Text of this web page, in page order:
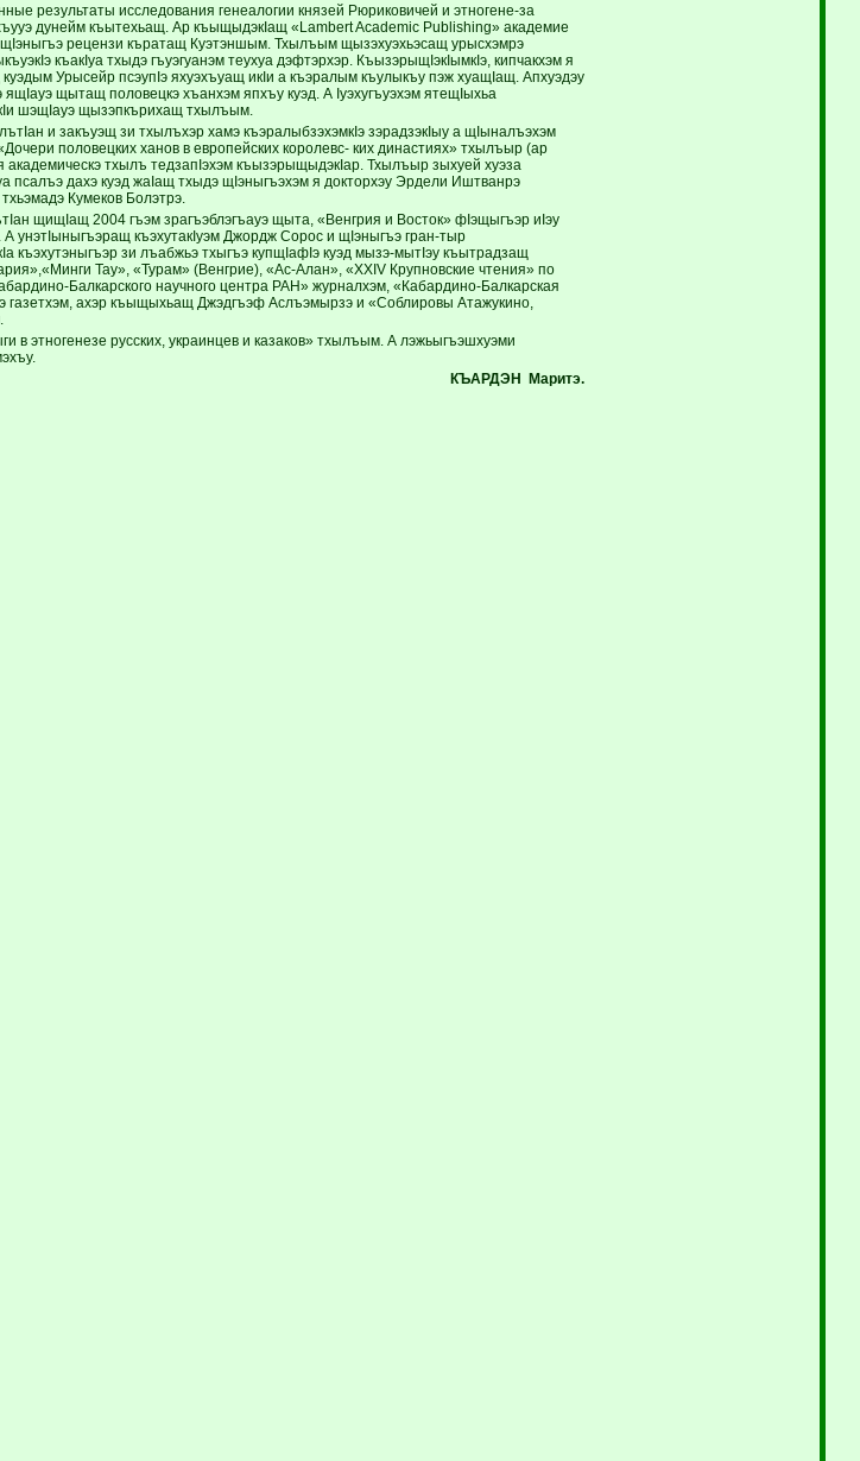
результаты исследования генеалогии князей Рюриковичей и этногене-за
дунейм къытехьащ. Ар къыщыдэкIащ «Lambert Academic Publishing» академие
рецензи къратащ Куэтэншым. Тхылъым щызэхуэхьэсащ урысхэмрэ
къакIуа тхыдэ гъуэгуанэм теухуа дэфтэрхэр. КъызэрыщIэкIымкIэ, кипчакхэм я
Урысейр псэупIэ яхуэхъуащ икIи а къэралым къулыкъу пэж хуащIащ. Апхуэдэу
щытащ половецкэ хъанхэм япхъу куэд. А Iуэхугъуэхэм ятещIыхьа
шэщIауэ щызэпкърихащ тхылъым.
и закъуэщ зи тхылъхэр хамэ къэралыбзэхэмкIэ зэрадзэкIыу а щIыналъэхэм
половецких ханов в европейских королевс- ких династиях» тхылъыр (ар
академическэ тхылъ тедзапIэхэм къызэрыщыдэкIар. Тхылъыр зыхуей хуэза
псалъэ дахэ куэд жаIащ тхыдэ щIэныгъэхэм я докторхэу Эрдели Иштванрэ
Кумеков Болэтрэ.
щищIащ 2004 гъэм зрагъэблэгъауэ щыта, «Венгрия и Восток» фIэщыгъэр иIэу
къэхутакIуэм Джордж Сорос и щIэныгъэ гран-тыр
къэхутэныгъэр зи лъабжьэ тхыгъэ купщIафIэ куэд мызэ-мытIэу къытрадзащ
Тау», «Турам» (Венгрие), «Ас-Алан», «XXIV Крупновские чтения» по
Балкарского научного центра РАН» журналхэм, «Кабардино-Балкарская
газетхэм, ахэр къыщыхьащ Джэдгъэф Аслъэмырзэ и «Соблировы Атажукино,
этногенезе русских, украинцев и казаков» тхылъым. А лэжьыгъэшхуэми
КЪАРДЭНМаритэ.